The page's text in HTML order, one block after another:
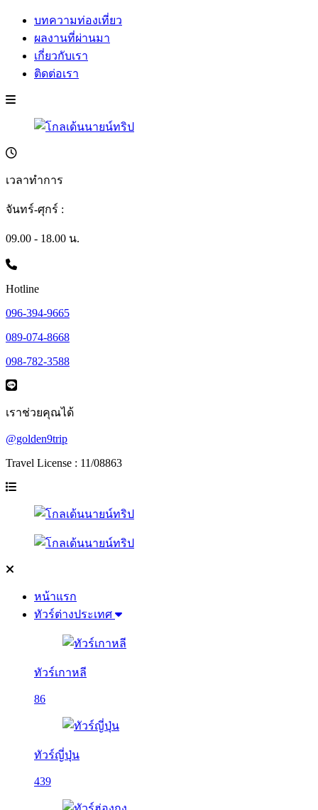
บทความท่องเที่ยว
ผลงานที่ผ่านมา
เกี่ยวกับเรา
ติดต่อเรา
เวลาทำการ
จันทร์-ศุกร์ :
09.00 - 18.00 น.
Hotline
096-394-9665
089-074-8668
098-782-3588
เราช่วยคุณได้
@golden9trip
Travel License : 11/08863
หน้าแรก
ทัวร์ต่างประเทศ
ทัวร์เกาหลี
86
ทัวร์ญี่ปุ่น
439